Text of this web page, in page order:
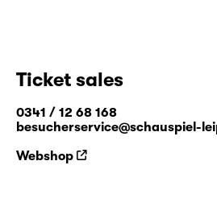
Ticket sales
0341 / 12 68 168
besucherservice@schauspiel-
Webshop